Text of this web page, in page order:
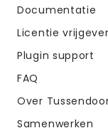
Documentatie
Licentie
Plugin support
FAQ
Over
Samenwerken